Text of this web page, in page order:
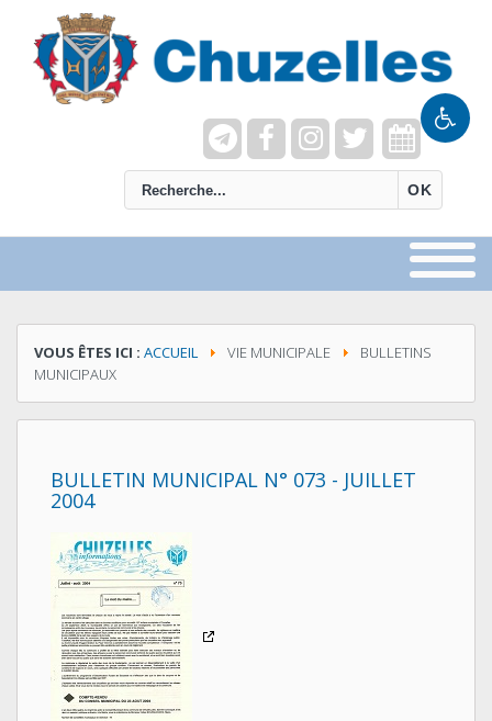
OK
VOUS ÊTES ICI : ACCUEIL VIE MUNICIPALE
BULLETINS
MUNICIPAUX
BULLETIN MUNICIPAL N° 073 - JUILLET
2004